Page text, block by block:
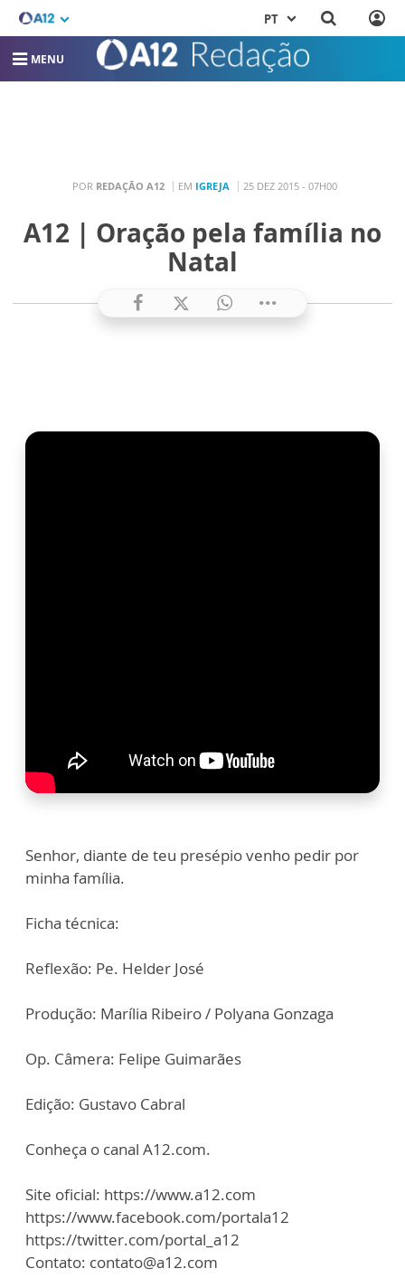
PT
MENU
POR REDAÇÃO A12 EM IGREJA 25 DEZ 2015 - 07H00
A12 | Oração pela família no
Natal
Senhor, diante de teu presépio venho pedir por
minha família.
Ficha técnica:
Reflexão: Pe. Helder José
Produção: Marília Ribeiro / Polyana Gonzaga
Op. Câmera: Felipe Guimarães
Edição: Gustavo Cabral
Conheça o canal A12.com.
Site oficial: https://www.a12.com
https://www.facebook.com/portala12
https://twitter.com/portal_a12
Contato: contato@a12.com